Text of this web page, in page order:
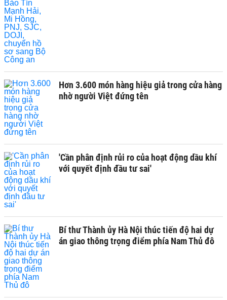
Hơn 3.600 món hàng hiệu giả trong cửa hàng
nhờ người Việt đứng tên
'Cần phân định rủi ro của hoạt động dầu khí
với quyết định đầu tư sai'
Bí thư Thành ủy Hà Nội thúc tiến độ hai dự
án giao thông trọng điểm phía Nam Thủ đô